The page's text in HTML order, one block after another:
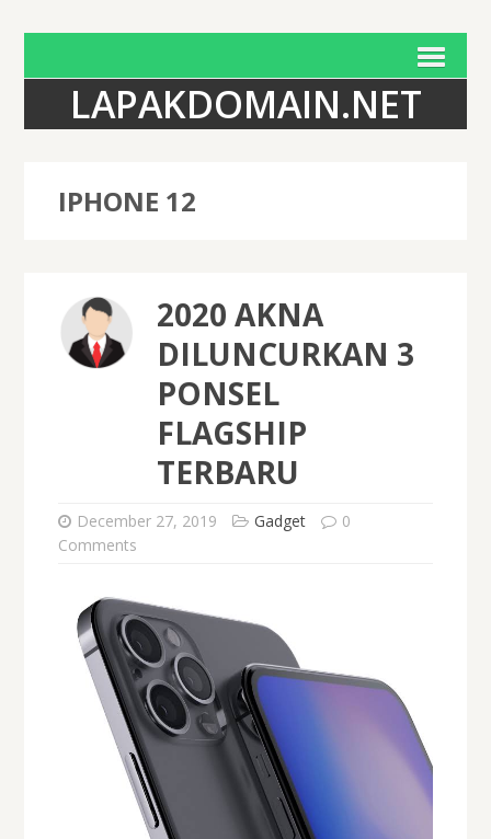
LAPAKDOMAIN.NET
IPHONE 12
2020 AKNA
DILUNCURKAN 3
PONSEL
FLAGSHIP
TERBARU
December 27, 2019 Gadget
0
Comments